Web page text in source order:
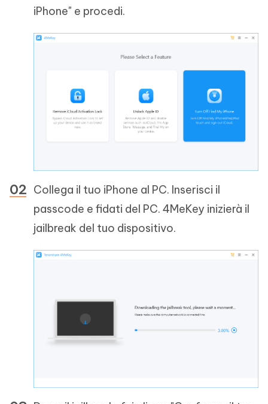
iPhone" e procedi.
Collega il tuo iPhone al PC. Inserisci il
passcode e fidati del PC. 4MeKey inizierà il
jailbreak del tuo dispositivo.